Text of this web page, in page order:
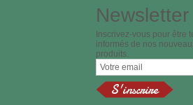
Newsletter
Inscrivez-vous pour être
informés de nos
produits.